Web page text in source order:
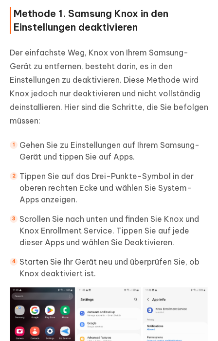
Methode 1. Samsung Knox in den
Einstellungen deaktivieren
Der einfachste Weg, Knox von Ihrem Samsung-
Gerät zu entfernen, besteht darin, es in den
Einstellungen zu deaktivieren. Diese Methode wird
Knox jedoch nur deaktivieren und nicht vollständig
deinstallieren. Hier sind die Schritte, die Sie befolgen
müssen:
Gehen Sie zu Einstellungen auf Ihrem Samsung-
Gerät und tippen Sie auf Apps.
Tippen Sie auf das Drei-Punkte-Symbol in der
oberen rechten Ecke und wählen Sie System-
Apps anzeigen.
Scrollen Sie nach unten und finden Sie Knox und
Knox Enrollment Service. Tippen Sie auf jede
dieser Apps und wählen Sie Deaktivieren.
Starten Sie Ihr Gerät neu und überprüfen Sie, ob
Knox deaktiviert ist.